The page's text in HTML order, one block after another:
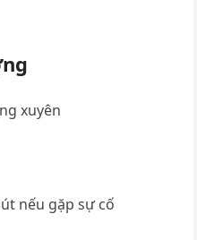
xuyên
nếu gặp sự cố